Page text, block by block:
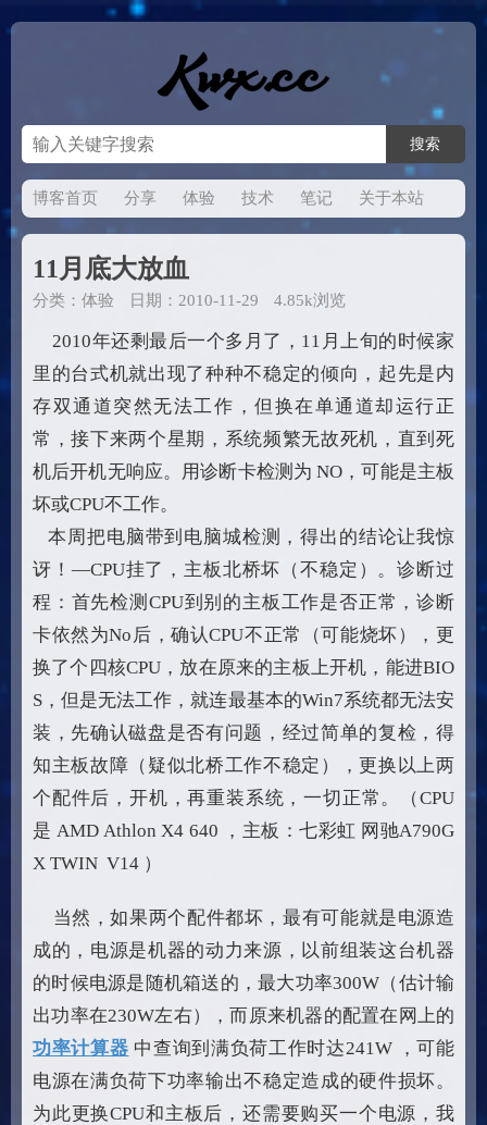
博客首页 分享 体验 技术 笔记 关于本站
11月底大放血
分类： 体验 日期：2010-11-29 4.85k浏览
2010年还剩最后一个多月了，11月上旬的时候家
里的台式机就出现了种种不稳定的倾向，起先是内
存双通道突然无法工作，但换在单通道却运行正
常，接下来两个星期，系统频繁无故死机，直到死
机后开机无响应。用诊断卡检测为 NO，可能是主板
坏或CPU不工作。
本周把电脑带到电脑城检测，得出的结论让我惊
讶！—CPU挂了，主板北桥坏（不稳定）。诊断过
程：首先检测CPU到别的主板工作是否正常，诊断
卡依然为No后，确认CPU不正常（可能烧坏），更
换了个四核CPU，放在原来的主板上开机，能进BIO
S，但是无法工作，就连最基本的Win7系统都无法安
装，先确认磁盘是否有问题，经过简单的复检，得
知主板故障（疑似北桥工作不稳定），更换以上两
个配件后，开机，再重装系统，一切正常。（CPU
是 AMD Athlon X4 640 ，主板：七彩虹 网驰A790G
X TWIN V14 ）
当然，如果两个配件都坏，最有可能就是电源造
成的，电源是机器的动力来源，以前组装这台机器
的时候电源是随机箱送的，最大功率300W（估计输
出功率在230W左右），而原来机器的配置在网上的
功率计算器 中查询到满负荷工作时达241W ，可能
电源在满负荷下功率输出不稳定造成的硬件损坏。
为此更换CPU和主板后，还需要购买一个电源，我